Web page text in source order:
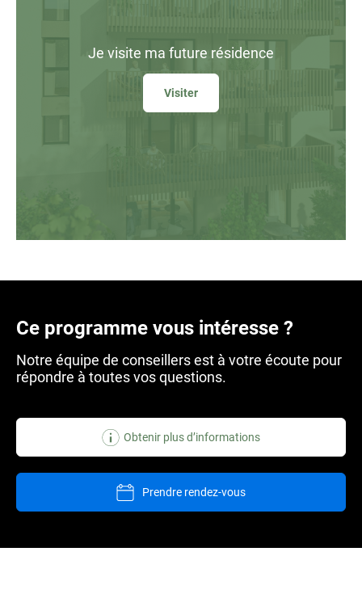
Je visite ma future résidence
Visiter
Ce programme vous intéresse ?
Notre équipe de conseillers est à votre écoute pour
répondre à toutes vos questions.
Obtenir plus d’informations
Prendre rendez-vous